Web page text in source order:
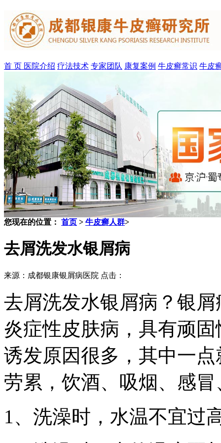
首 页 医院介绍 疗法技术 专家团队 康复案例 牛皮癣常识 牛皮
您现在的位置： 首页 > 牛皮癣人群>
去屑洗发水银屑病
来源：成都银康银屑病医院 点击：
去屑洗发水银屑病？银
炎症性皮肤病，具有顽
诱发原因很多，其中一
劳累，饮酒、吸烟、感
1、洗澡时，水温不宜过